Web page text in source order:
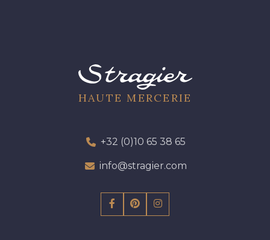
HAUTE MERCERIE
+32 (0)10 65 38 65
info@stragier.com